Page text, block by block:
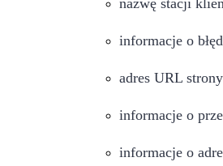
nazwę stacji
informacje o
adres URL
informacje o
informacje o